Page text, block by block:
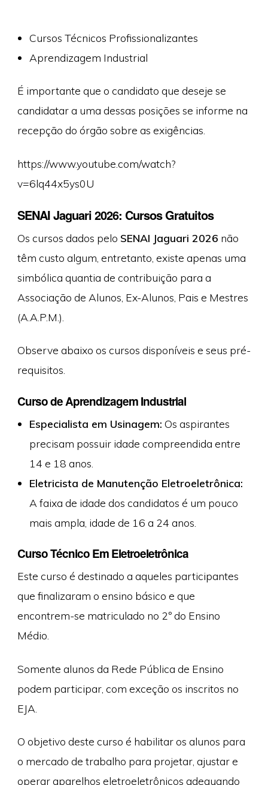
Cursos Técnicos Profissionalizantes
Aprendizagem Industrial
É importante que o candidato que deseje se
candidatar a uma dessas posições se informe na
recepção do órgão sobre as exigências.
https://www.youtube.com/watch?
v=6lq44x5ys0U
SENAI Jaguari 2026: Cursos Gratuitos
Os cursos dados pelo SENAI Jaguari 2026 não
têm custo algum, entretanto, existe apenas uma
simbólica quantia de contribuição para a
Associação de Alunos, Ex-Alunos, Pais e Mestres
(A.A.P.M.).
Observe abaixo os cursos disponíveis e seus pré-
requisitos.
Curso de Aprendizagem Industrial
Especialista em Usinagem: Os aspirantes
precisam possuir idade compreendida entre
14 e 18 anos.
Eletricista de Manutenção Eletroeletrônica:
A faixa de idade dos candidatos é um pouco
mais ampla, idade de 16 a 24 anos.
Curso Técnico Em Eletroeletrônica
Este curso é destinado a aqueles participantes
que finalizaram o ensino básico e que
encontrem-se matriculado no 2º do Ensino
Médio.
Somente alunos da Rede Pública de Ensino
podem participar, com exceção os inscritos no
EJA.
O objetivo deste curso é habilitar os alunos para
o mercado de trabalho para projetar, ajustar e
operar aparelhos eletroeletrônicos adequando